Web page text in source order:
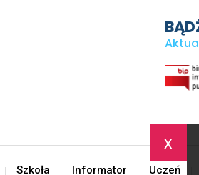
x
Szkoła Informator Uczeń